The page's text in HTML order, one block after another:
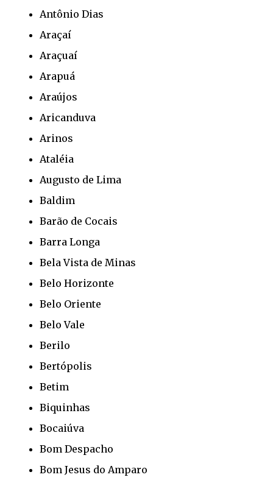
Antônio Dias
Araçaí
Araçuaí
Arapuá
Araújos
Aricanduva
Arinos
Ataléia
Augusto de Lima
Baldim
Barão de Cocais
Barra Longa
Bela Vista de Minas
Belo Horizonte
Belo Oriente
Belo Vale
Berilo
Bertópolis
Betim
Biquinhas
Bocaiúva
Bom Despacho
Bom Jesus do Amparo